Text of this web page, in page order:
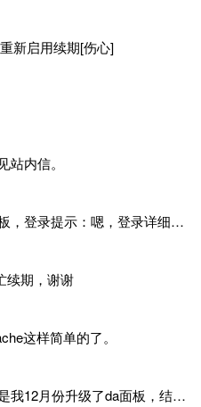
新启用续期[伤心]
站内信。
站长，许久没有登陆面板，登录提示：嗯，登录详细信息似乎不正确。请重试。 网站还可以正常使用。如果是密码问题请帮忙重置一下密码。谢谢。订单号：97790，账号：aa20210950。 站长，提交了工单，你回复续期成功，不过我的问题是面部登陆信息有问题，一直是初始密码，现在无法登陆，有时间麻烦排查一下。
续期，谢谢
这样简单的了。
是的证书过期了，原因是我12月份升级了da面板，结果后台证书就不更新了，目前还在排查问题。切换PHP版本现在没有了，因为DA新版不支持。